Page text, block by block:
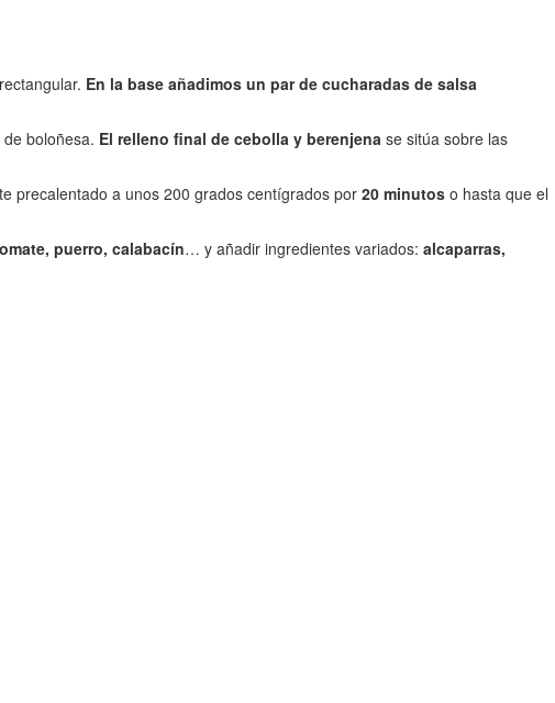
En la base añadimos un par de cucharadas de salsa
boloñesa. El relleno final de cebolla y berenjena se sitúa sobre las
precalentado a unos 200 grados centígrados por20 minutos o hasta que el
puerro, calabacín… y añadir ingredientes variados: alcaparras,